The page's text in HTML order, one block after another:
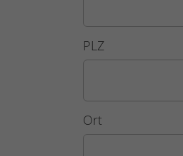
PLZ
Ort